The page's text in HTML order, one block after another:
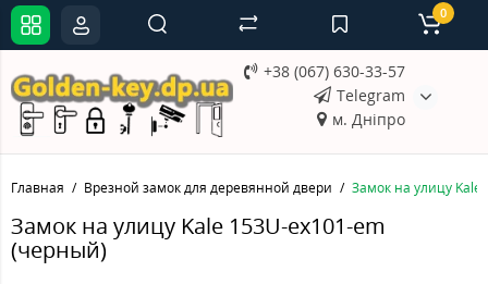
+38 (067) 630-33-57
Telegram
м. Дніпро
0
Главная Врезной замок для деревянной двери Замок на улицу
Замок на улицу Kale 153U-ex101-em
(черный)